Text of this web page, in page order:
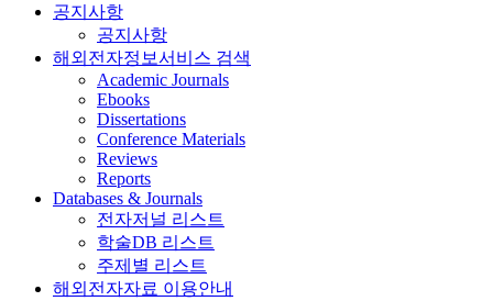
공지사항
공지사항
해외전자정보서비스 검색
Academic Journals
Ebooks
Dissertations
Conference Materials
Reviews
Reports
Databases & Journals
전자저널 리스트
학술DB 리스트
주제별 리스트
해외전자자료 이용안내